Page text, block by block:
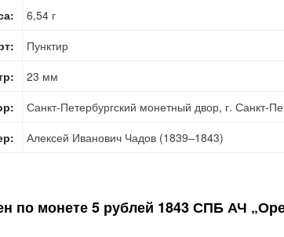
6,54 г
Пунктир
23 мм
Санкт-Петербургский монетный двор, г. Санкт-
Алексей Иванович Чадов (1839–1843)
по монете5 рублей 1843 СПБ АЧ